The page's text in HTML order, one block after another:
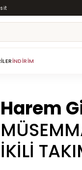
İNDIRIM
Harem
İKİLİ